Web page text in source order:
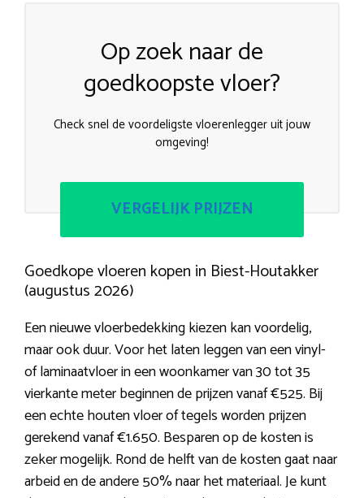
Op zoek naar de
goedkoopste vloer?
Check snel de voordeligste vloerenlegger uit jouw
omgeving!
VERGELIJK PRIJZEN
Goedkope vloeren kopen in Biest-Houtakker
(augustus 2026)
Een nieuwe vloerbedekking kiezen kan voordelig,
maar ook duur. Voor het laten leggen van een vinyl-
of laminaatvloer in een woonkamer van 30 tot 35
vierkante meter beginnen de prijzen vanaf €525. Bij
een echte houten vloer of tegels worden prijzen
gerekend vanaf €1.650. Besparen op de kosten is
zeker mogelijk. Rond de helft van de kosten gaat naar
arbeid en de andere 50% naar het materiaal. Je kunt